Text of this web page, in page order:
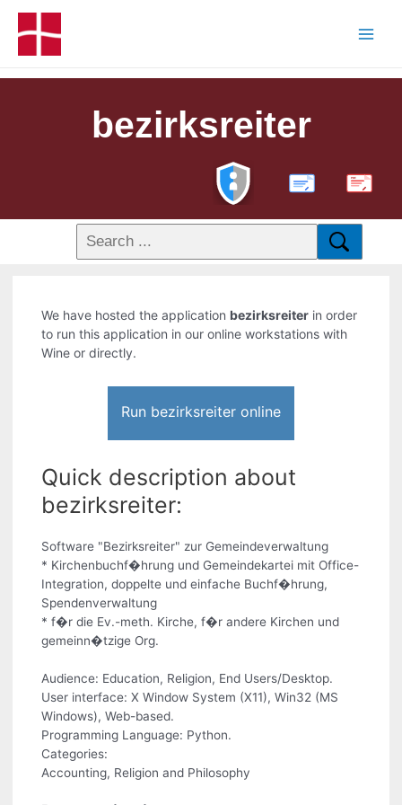
bezirksreiter
PDF
We have hosted the application bezirksreiter in order
to run this application in our online workstations with
Wine or directly.
Run bezirksreiter online
Quick description about
bezirksreiter:
Software "Bezirksreiter" zur Gemeindeverwaltung
* Kirchenbuchf�hrung und Gemeindekartei mit Office-
Integration, doppelte und einfache Buchf�hrung,
Spendenverwaltung
* f�r die Ev.-meth. Kirche, f�r andere Kirchen und
gemeinn�tzige Org.
Audience: Education, Religion, End Users/Desktop.
User interface: X Window System (X11), Win32 (MS
Windows), Web-based.
Programming Language: Python.
Categories:
Accounting, Religion and Philosophy